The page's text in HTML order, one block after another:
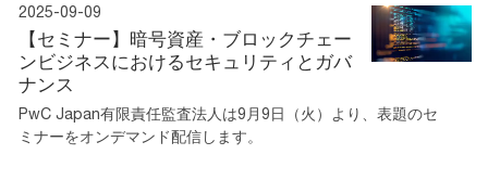
2025-09-09
【セミナー】暗号資産・ブロックチェー
ンビジネスにおけるセキュリティとガバ
ナンス
PwC Japan有限責任監査法人は9月9日（火）より、表題のセ
ミナーをオンデマンド配信します。